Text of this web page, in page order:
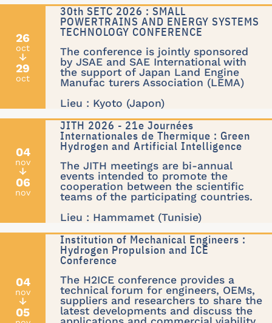
26
oct
↓
29
oct
30th SETC 2026 : SMALL
POWERTRAINS AND ENERGY SYSTEMS
TECHNOLOGY CONFERENCE
The conference is jointly sponsored
by JSAE and SAE International with
the support of Japan Land Engine
Manufac turers Association (LEMA)
Lieu : Kyoto (Japon)
04
nov
↓
06
nov
JITH 2026 - 21e Journées
Internationales de Thermique : Green
Hydrogen and Artificial Intelligence
The JITH meetings are bi-annual
events intended to promote the
cooperation between the scientific
teams of the participating countries.
Lieu : Hammamet (Tunisie)
04
nov
↓
05
Institution of Mechanical Engineers :
Hydrogen Propulsion and ICE
Conference
The H2ICE conference provides a
technical forum for engineers, OEMs,
suppliers and researchers to share the
latest developments and discuss the